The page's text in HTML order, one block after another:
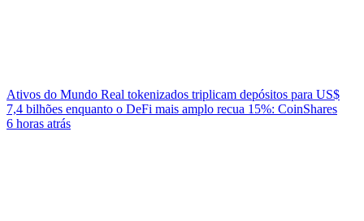
Ativos do Mundo Real tokenizados triplicam depósitos para US$
7,4 bilhões enquanto o DeFi mais amplo recua 15%: CoinShares
6 horas atrás